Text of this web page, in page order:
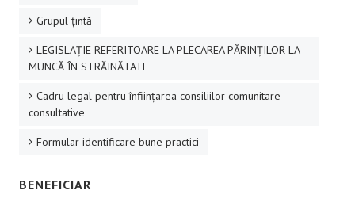
Grupul ţintă
LEGISLAȚIE REFERITOARE LA PLECAREA PĂRINȚILOR LA
MUNCĂ ÎN STRĂINĂTATE
Cadru legal pentru înființarea consiliilor comunitare
consultative
Formular identificare bune practici
BENEFICIAR